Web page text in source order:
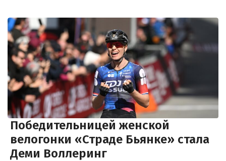
Победительницей женской
велогонки «Страде Бьянке» стала
Деми Воллеринг